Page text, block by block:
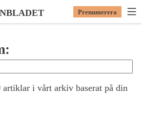
Prenumerera
i vårt arkiv baserat på din